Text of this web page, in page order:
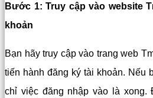
Bước 1: Truy cập vào website
khoản
Bạn hãy truy cập vào trang web
tiến hành đăng ký tài khoản. Nếu
chỉ việc đăng nhập vào là xong.